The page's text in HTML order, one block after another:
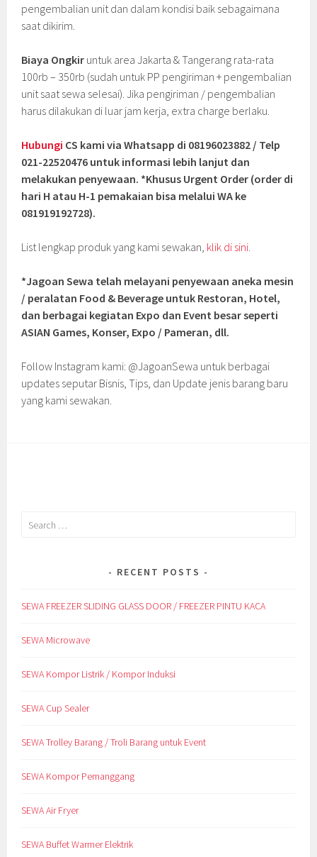
pengembalian unit dan dalam kondisi baik sebagaimana
saat dikirim.
Biaya Ongkir untuk area Jakarta & Tangerang rata-rata
100rb – 350rb (sudah untuk PP pengiriman + pengembalian
unit saat sewa selesai). Jika pengiriman / pengembalian
harus dilakukan di luar jam kerja, extra charge berlaku.
Hubungi CS kami via Whatsapp di 08196023882 / Telp
021-22520476 untuk informasi lebih lanjut dan
melakukan penyewaan. *Khusus Urgent Order (order di
hari H atau H-1 pemakaian bisa melalui WA ke
081919192728).
List lengkap produk yang kami sewakan, klik di sini.
*Jagoan Sewa telah melayani penyewaan aneka mesin
/ peralatan Food & Beverage untuk Restoran, Hotel,
dan berbagai kegiatan Expo dan Event besar seperti
ASIAN Games, Konser, Expo / Pameran, dll.
Follow Instagram kami: @JagoanSewa untuk berbagai
updates seputar Bisnis, Tips, dan Update jenis barang baru
yang kami sewakan.
Search
RECENT POSTS
SEWA FREEZER SLIDING GLASS DOOR / FREEZER PINTU KACA
SEWA Microwave
SEWA Kompor Listrik / Kompor Induksi
SEWA Cup Sealer
SEWA Trolley Barang / Troli Barang untuk Event
SEWA Kompor Pemanggang
SEWA Air Fryer
SEWA Buffet Warmer Elektrik